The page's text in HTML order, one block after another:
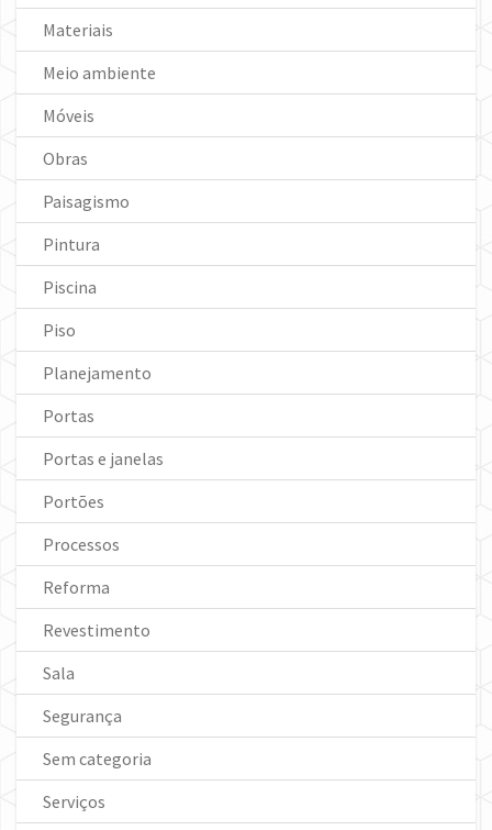
Materiais
Meio ambiente
Móveis
Obras
Paisagismo
Pintura
Piscina
Piso
Planejamento
Portas
Portas e janelas
Portões
Processos
Reforma
Revestimento
Sala
Segurança
Sem categoria
Serviços